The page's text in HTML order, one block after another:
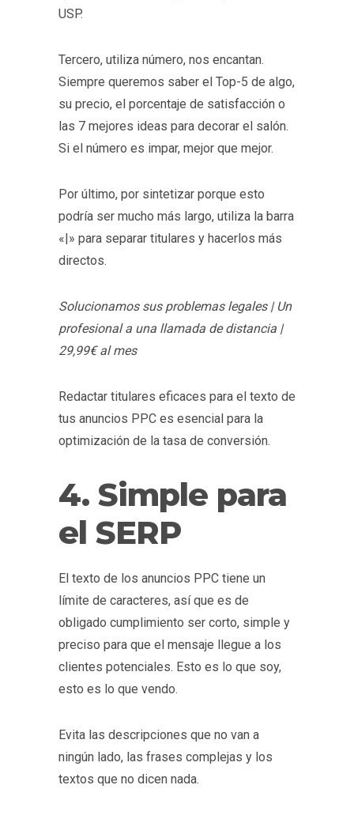
USP.
Tercero, utiliza número, nos encantan.
Siempre queremos saber el Top-5 de algo,
su precio, el porcentaje de satisfacción o
las 7 mejores ideas para decorar el salón.
Si el número es impar, mejor que mejor.
Por último, por sintetizar porque esto
podría ser mucho más largo, utiliza la barra
«|» para separar titulares y hacerlos más
directos.
Solucionamos sus problemas legales | Un
profesional a una llamada de distancia |
29,99€ al mes
Redactar titulares eficaces para el texto de
tus anuncios PPC es esencial para la
optimización de la tasa de conversión.
4. Simple para
el SERP
El texto de los anuncios PPC tiene un
límite de caracteres, así que es de
obligado cumplimiento ser corto, simple y
preciso para que el mensaje llegue a los
clientes potenciales. Esto es lo que soy,
esto es lo que vendo.
Evita las descripciones que no van a
ningún lado, las frases complejas y los
textos que no dicen nada.